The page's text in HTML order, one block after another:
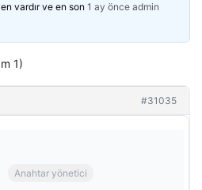
vardır ve en son 1 ay önce admin
1)
#31035
Anahtar yönetici